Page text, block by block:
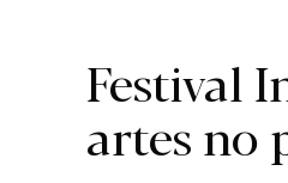
Festival
artes no